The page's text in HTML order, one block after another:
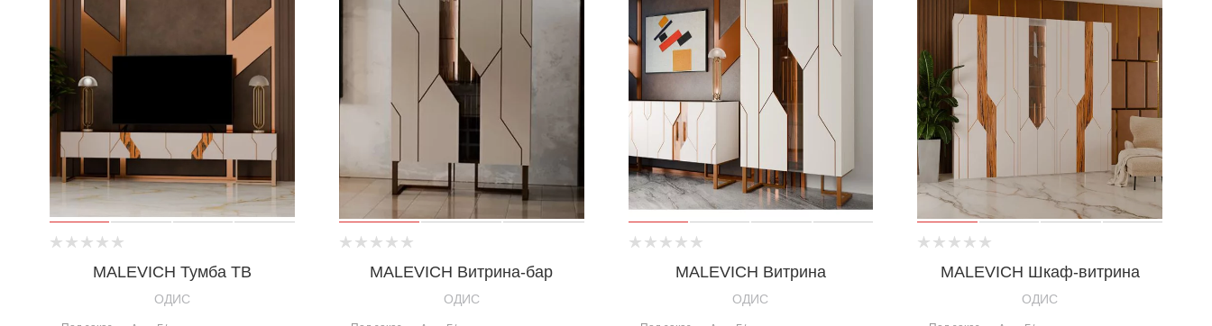
MALEVICH Тумба ТВ
OДИС
MALEVICH Витрина-бар
OДИС
MALEVICH Витрина
OДИС
MALEVICH Шкаф-витрина
OДИС